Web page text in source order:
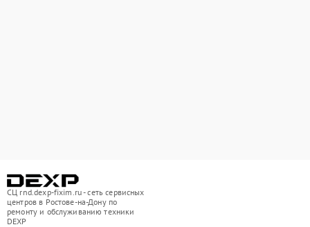
СЦ rnd.dexp-fixim.ru - сеть сервисных
центров в Ростове-на-Дону по
ремонту и обслуживанию техники
DEXP